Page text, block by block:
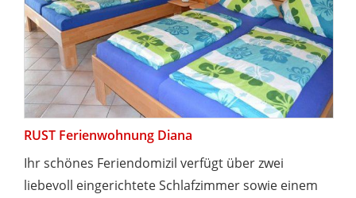
RUST Ferienwohnung Diana
Ihr schönes Feriendomizil verfügt über zwei
liebevoll eingerichtete Schlafzimmer sowie einem